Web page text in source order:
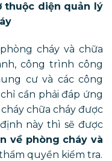
thuộc diện quản lý
cháy và chữa
công trình công
cư và các công
cần phải đáp ứng
chữa cháy được
này thì sẽ được
về phòng cháy và
quyền kiểm tra.